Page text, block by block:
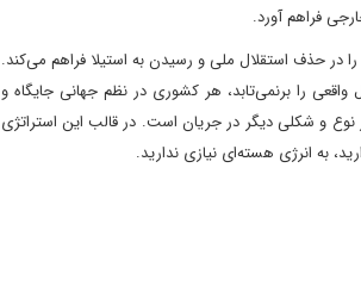
فراهم آورد.
در حذف استقلال ملی و رسیدن به استیلا فراهم می‌کند.
را برنمی‌تابد، هر کشوری در نظم جهانی جایگاه و
و شکلی دیگر در جریان است. در قالب این استراتژی
به انرژی هسته‌ای نیازی ندارید.